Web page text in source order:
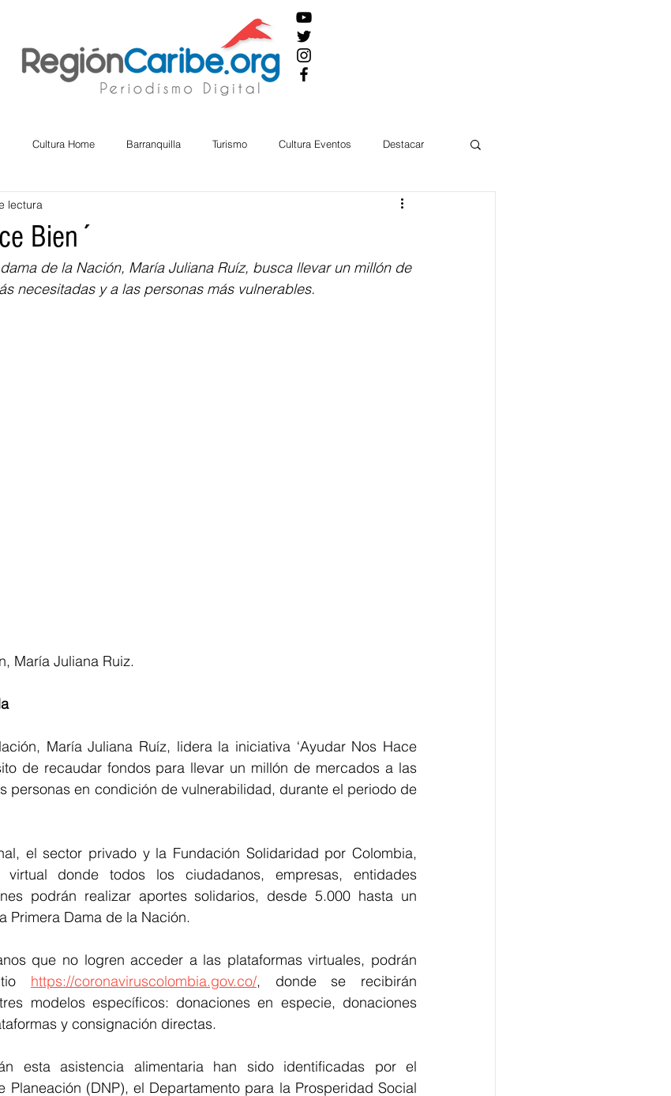
Cultura Home Barranquilla Turismo Cultura Eventos Destacar
Cesar
Economía RAP CARIBE Política Documentos Día 10/10 2017
Bien´
lectura
de la Nación, María Juliana Ruíz, busca llevar un millón de
necesitadas y a las personas más vulnerables.
María Juliana Ruiz.
María Juliana Ruíz, lidera la iniciativa ‘Ayudar Nos Hace
de recaudar fondos para llevar un millón de mercados a las
personas en condición de vulnerabilidad, durante el periodo de
el sector privado y la Fundación Solidaridad por Colombia,
donde todos los ciudadanos, empresas, entidades
podrán realizar aportes solidarios, desde 5.000 hasta un
Primera Dama de la Nación.
que no logren acceder a las plataformas virtuales, podrán
https://coronaviruscolombia.gov.co/, donde se recibirán
modelos específicos: donaciones en especie, donaciones
y consignación directas.
esta asistencia alimentaria han sido identificadas por el
Planeación (DNP), el Departamento para la Prosperidad Social